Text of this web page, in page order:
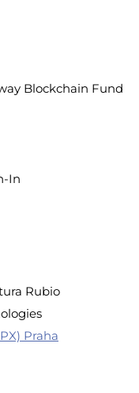
Blockchain Fund
In
Rubio
Praha